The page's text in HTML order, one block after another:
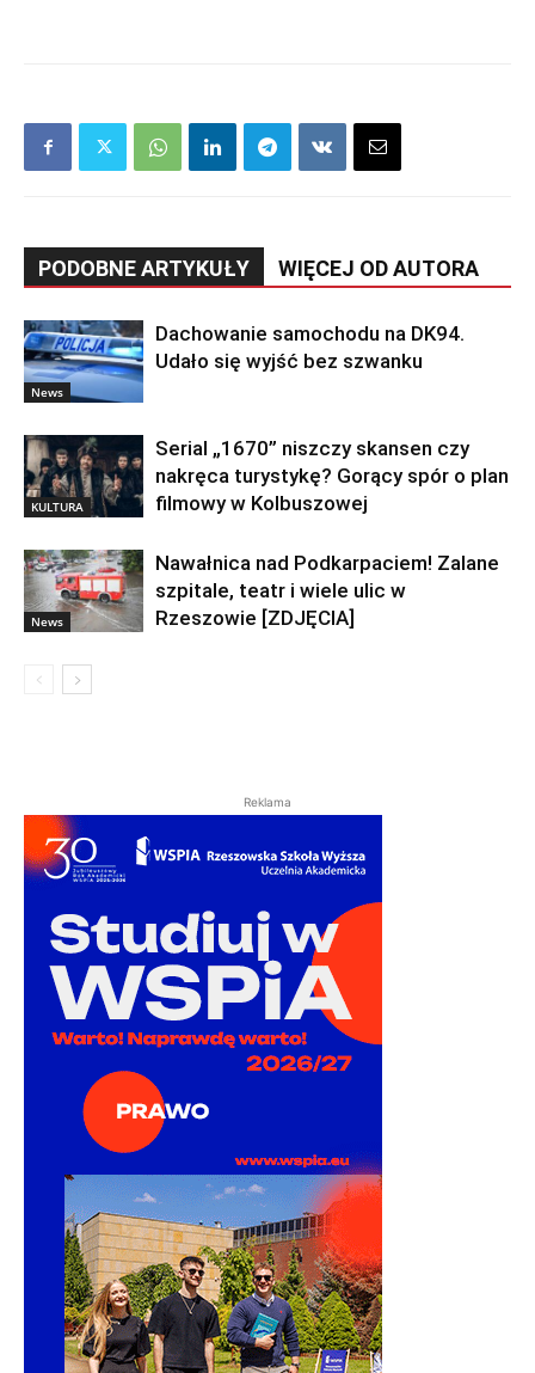
PODOBNE ARTYKUŁY WIĘCEJ OD AUTORA
News
Dachowanie samochodu na DK94.
Udało się wyjść bez szwanku
KULTURA
Serial „1670” niszczy skansen czy
nakręca turystykę? Gorący spór o plan
filmowy w Kolbuszowej
News
Nawałnica nad Podkarpaciem! Zalane
szpitale, teatr i wiele ulic w
Rzeszowie [ZDJĘCIA]
Reklama